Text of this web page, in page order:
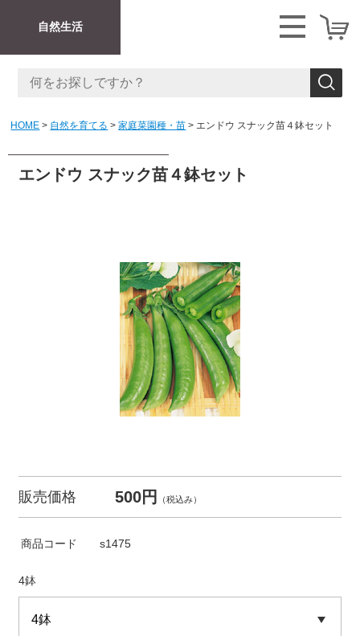
自然生活
HOME 自然を育てる 家庭菜園種・苗 エンドウ スナック苗４鉢セット
エンドウ スナック苗４鉢セット
販売価格 500円 （税込み）
商品コード s1475
4鉢